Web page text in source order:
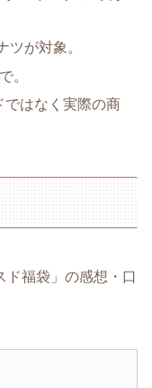
ツが対象。
。
ではなく実際の商
ド福袋」の感想・口